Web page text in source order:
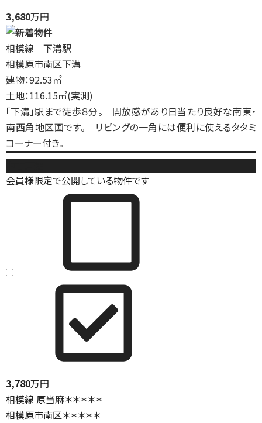
3,680万円
相模線 下溝駅
相模原市南区下溝
建物：92.53㎡
土地：116.15㎡(実測)
「下溝」駅まで徒歩８分。 開放感があり日当たり良好な南東・
南西角地区画です。 リビングの一角には便利に使えるタタミ
コーナー付き。
会員様限定で公開している物件です
3,780万円
相模線 原当麻＊＊＊＊＊
相模原市南区＊＊＊＊＊